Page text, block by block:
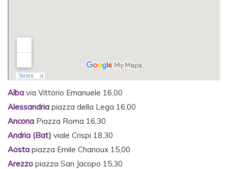
Alba via Vittorio Emanuele 16,00
Alessandria piazza della Lega 16,00
Ancona Piazza Roma 16,30
Andria (Bat) viale Crispi 18,30
Aosta piazza Emile Chanoux 15,00
Arezzo piazza San Jacopo 15,30